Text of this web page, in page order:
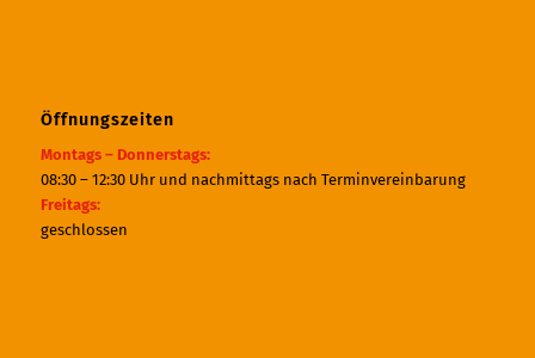
Öffnungszeiten
Montags – Donnerstags:
08:30 – 12:30 Uhr und nachmittags nach Terminvereinbarung
Freitags:
geschlossen